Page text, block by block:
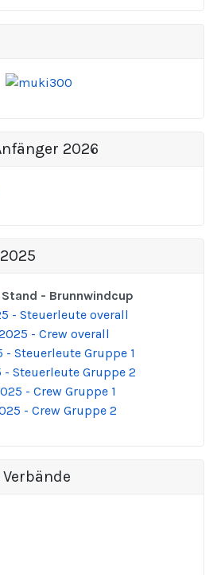
2026
- Brunnwindcup
- Steuerleute overall
- Crew overall
- Steuerleute Gruppe 1
- Steuerleute Gruppe 2
- Crew Gruppe 1
- Crew Gruppe 2